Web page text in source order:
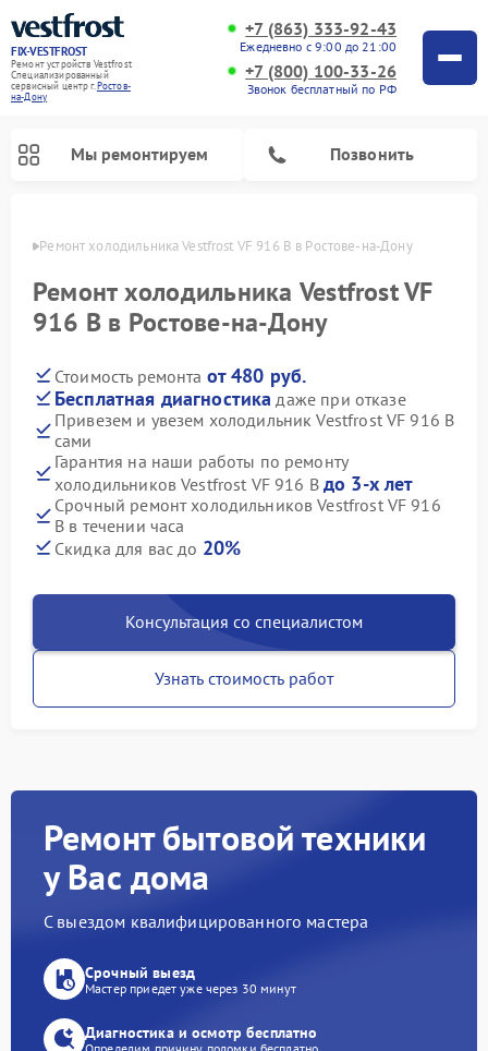
FIX-VESTFROST
Ремонт устройств Vestfrost
Специализированный
cервисный центр г.Ростов-
на-Дону
+7 (863) 333-92-43
Ежедневно с 9:00 до 21:00
+7 (800) 100-33-26
Звонок бесплатный по РФ
Мы ремонтируем Позвонить
Ремонт холодильника Vestfrost VF 916 B в Ростове-на-Дону
Ремонт холодильника Vestfrost VF
916 B в Ростове-на-Дону
Стоимость ремонта от 480 руб.
Бесплатная диагностика даже при отказе
Привезем и увезем холодильник Vestfrost VF 916 B
сами
Гарантия на наши работы по ремонту
холодильников Vestfrost VF 916 B до 3-х лет
Срочный ремонт холодильников Vestfrost VF 916
B в течении часа
Скидка для вас до 20%
Консультация со специалистом
Узнать стоимость работ
Ремонт бытовой техники
у Вас дома
С выездом квалифицированного мастера
Срочный выезд
Мастер приедет уже через 30 минут
Диагностика и осмотр бесплатно